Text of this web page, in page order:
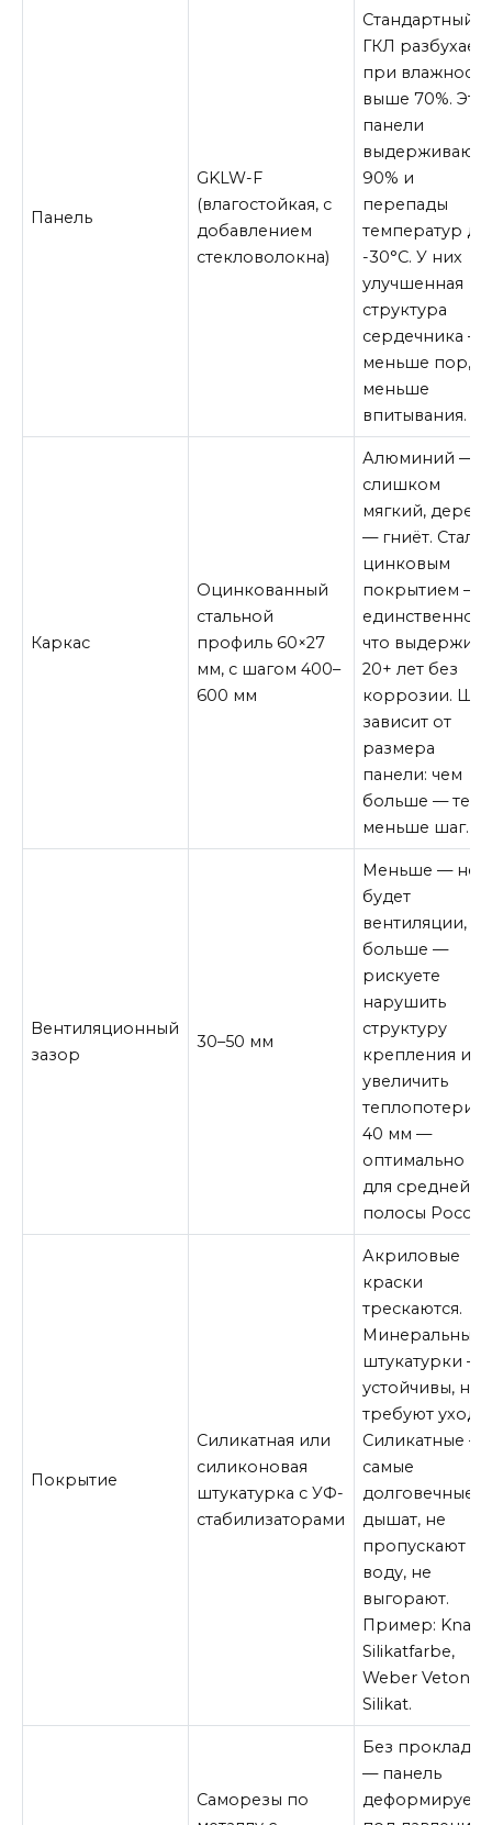
Панель
GKLW-F
(влагостойкая, с
добавлением
стекловолокна)
Стандартный
ГКЛ разбухает
при влажности
выше 70%. Эти
панели
выдерживают
90% и
перепады
температур до
-30°C. У них
улучшенная
структура
сердечника —
меньше пор,
меньше
впитывания.
Каркас
Оцинкованный
стальной
профиль 60×27
мм, с шагом 400–
600 мм
Алюминий —
слишком
мягкий,
— гниёт. Сталь
цинковым
покрытием —
единственное,
что выдержит
20+ лет без
коррозии. Шаг
зависит от
размера
панели: чем
больше — тем
меньше шаг.
Вентиляционный
зазор
30–50 мм
Меньше — не
будет
вентиляции,
больше —
рискуете
нарушить
структуру
крепления и
увеличить
теплопотери.
40 мм —
оптимально
для средней
полосы
Покрытие
Силикатная или
силиконовая
штукатурка с УФ-
стабилизаторами
Акриловые
краски
трескаются.
Минеральные
штукатурки —
устойчивы, но
требуют ухода.
Силикатные —
самые
долговечные:
дышат, не
пропускают
воду, не
выгорают.
Пример: Knauf
Silikatfarbe,
Weber Vetonit
Silikat.
Саморезы по
Без прокладки
— панель